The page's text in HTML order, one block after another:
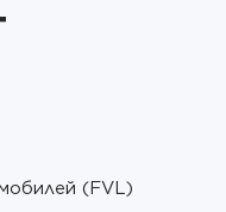
(FVL)